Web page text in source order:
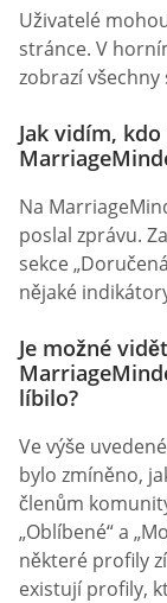
Uživatelé
stránce. V
zobrazí
Jak vidím,
Na
poslal zprávu.
sekce
nějaké
Je možné
líbilo?
Ve výše
bylo zmíněno,
členům
„Oblíbené“ a
některé profily
existují profily,